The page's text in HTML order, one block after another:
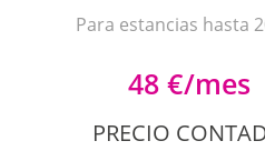
Para estancias hasta
48 €/mes
PRECIO